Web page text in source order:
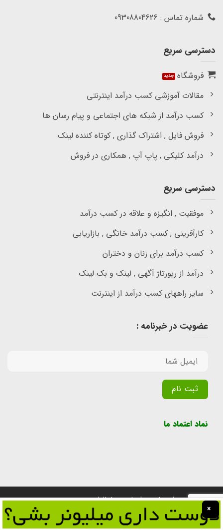
شماره تماس : 09308804626
دسترسی سریع
فروشگاه
مقالات آموزشی کسب درآمد اینترنتی
کسب درآمد از شبکه های اجتماعی و پیام رسان ها
فروش فایل , اشتراک گذاری , کوتاه کننده لینک
درآمد کلیکی , پاپ آپ , همکاری در فروش
دسترسی سریع
موفقیت , انگیزه و علاقه در کسب درآمد
کارآفرینی , کسب درآمد خانگی , بازاریابی
کسب درآمد برای زنان و دختران
درآمد از رپورتاژ آگهی , لینک و بک لینک
سایر راههای کسب درآمد از اینترنت
عضویت در خبرنامه :
نماد اعتماد ما
تمامی حقوق برای سایت پول یابی محفوظ است.
×